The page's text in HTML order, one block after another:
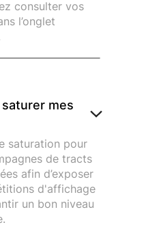
consulter vos
l’onglet
mes
saturation pour
de tracts
afin d’exposer
d'affichage
un bon niveau